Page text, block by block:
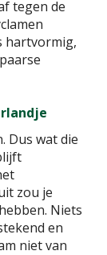
tegen de
hartvormig,
Dus wat die
zou je
Niets
en
niet van